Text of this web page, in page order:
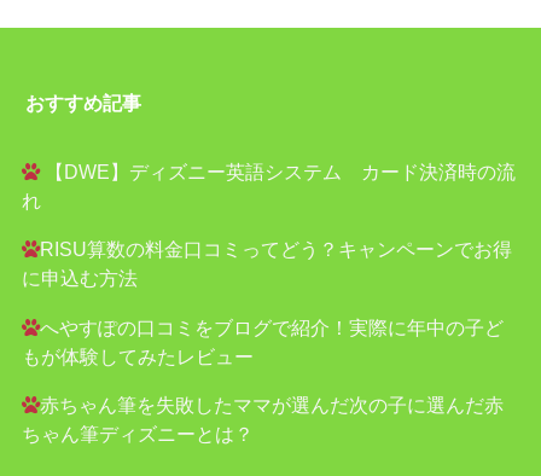
おすすめ記事
【DWE】ディズニー英語システム カード決済時の流
れ
RISU算数の料金口コミってどう？キャンペーンでお得
に申込む方法
へやすぽの口コミをブログで紹介！実際に年中の子ど
もが体験してみたレビュー
赤ちゃん筆を失敗したママが選んだ次の子に選んだ赤
ちゃん筆ディズニーとは？